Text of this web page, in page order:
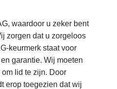
waardoor u zeker bent
zorgen dat u zorgeloos
keurmerk staat voor
garantie. Wij moeten
lid te zijn. Door
erop toegezien dat wij